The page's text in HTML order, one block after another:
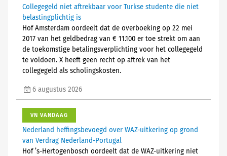
Collegegeld niet aftrekbaar voor Turkse studente die niet
belastingplichtig is
Hof Amsterdam oordeelt dat de overboeking op 22 mei
2017 van het geldbedrag van € 11.100 er toe strekt om aan
de toekomstige betalingsverplichting voor het collegegeld
te voldoen. X heeft geen recht op aftrek van het
collegegeld als scholingskosten.
6 augustus 2026
VN VANDAAG
Nederland heffingsbevoegd over WAZ-uitkering op grond
van Verdrag Nederland-Portugal
Hof ’s-Hertogenbosch oordeelt dat de WAZ-uitkering niet